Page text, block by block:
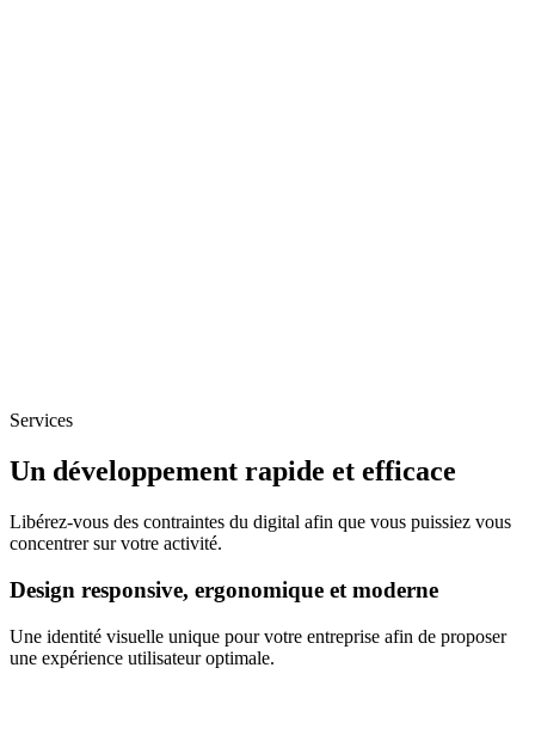
Services
Un développement rapide et efficace
Libérez-vous des contraintes du digital afin que vous puissiez vous
concentrer sur votre activité.
Design responsive, ergonomique et moderne
Une identité visuelle unique pour votre entreprise afin de proposer
une expérience utilisateur optimale.